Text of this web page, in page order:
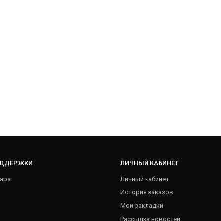
ЛИЧНЫЙ КАБИНЕТ
Личный кабинет
История заказов
Мои закладки
Рассылка новостей